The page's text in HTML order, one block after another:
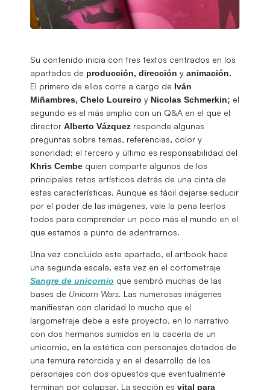
Su contenido inicia con tres textos centrados en los
apartados de producción, dirección y animación.
El primero de ellos corre a cargo de Iván
Miñambres, Chelo Loureiro y Nicolas Schmerkin; el
segundo es el más amplio con un Q&A en el que el
director Alberto Vázquez responde algunas
preguntas sobre temas, referencias, color y
sonoridad; el tercero y último es responsabilidad del
Khris Cembe quien comparte algunos de los
principales retos artísticos detrás de una cinta de
estas características. Aunque es fácil dejarse seducir
por el poder de las imágenes, vale la pena leerlos
todos para comprender un poco más el mundo en el
que estamos a punto de adentrarnos.
Una vez concluido este apartado, el artbook hace
una segunda escala, esta vez en el cortometraje
Sangre de unicornio que sembró muchas de las
bases de Unicorn Wars. Las numerosas imágenes
manifiestan con claridad lo mucho que el
largometraje debe a este proyecto, en lo narrativo
con dos hermanos sumidos en la cacería de un
unicornio, en la estética con personajes dotados de
una ternura retorcida y en el desarrollo de los
personajes con dos opuestos que eventualmente
terminan por colapsar. La sección es vital para